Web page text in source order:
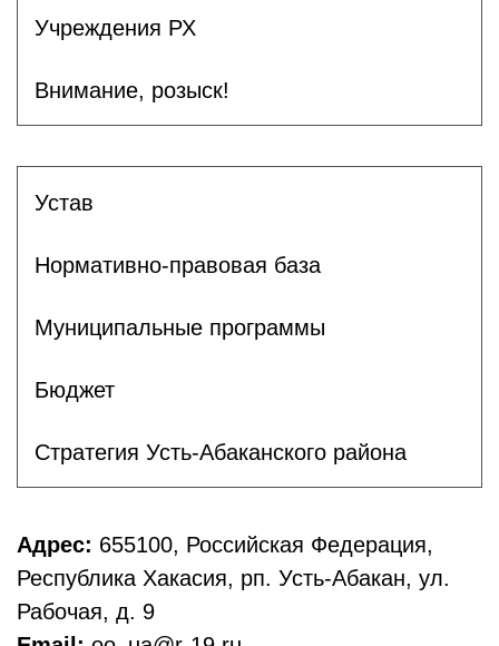
Учреждения РХ
Внимание, розыск!
Устав
Нормативно-правовая база
Муниципальные программы
Бюджет
Стратегия Усть-Абаканского района
Адрес: 655100, Российская Федерация,
Республика Хакасия, рп. Усть-Абакан, ул.
Рабочая, д. 9